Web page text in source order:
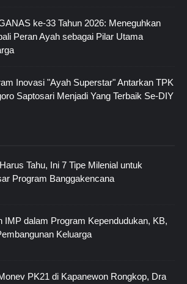
ke-33 Tahun 2026: Meneguhkan
Peran Ayah sebagai Pilar Utama
Inovasi "Ayah Superstar" Antarkan TPK
Saptosari Menjadi Yang Terbaik Se-DIY
Tahu, Ini 7 Tipe Milenial untuk
Program Banggakencana
IMP dalam Program Kependudukan, KB,
Keluarga
PK21 di Kapanewon Rongkop, Dra